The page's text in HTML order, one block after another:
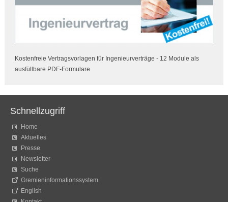
Kostenfreie Vertragsvorlagen für Ingenieurverträge - 12 Module als
ausfüllbare PDF-Formulare
Schnellzugriff
Home
Aktuelles
Presse
Newsletter
Suche
Gremieninformationssystem
English